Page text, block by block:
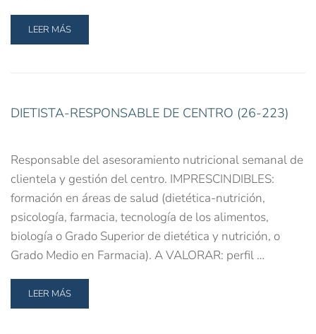
LEER MÁS
DIETISTA-RESPONSABLE DE CENTRO (26-223)
Responsable del asesoramiento nutricional semanal de
clientela y gestión del centro. IMPRESCINDIBLES:
formación en áreas de salud (dietética-nutrición,
psicología, farmacia, tecnología de los alimentos,
biología o Grado Superior de dietética y nutrición, o
Grado Medio en Farmacia). A VALORAR: perfil …
LEER MÁS